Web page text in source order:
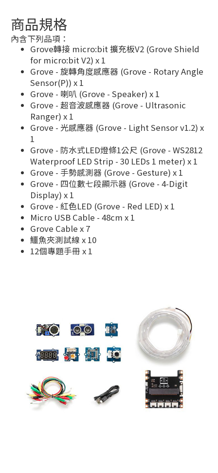
商品規格
內含下列品項：
Grove轉接 micro:bit 擴充板V2 (Grove Shield
for micro:bit V2) x 1
Grove - 旋轉角度感應器 (Grove - Rotary Angle
Sensor(P)) x 1
Grove - 喇叭 (Grove - Speaker) x 1
Grove - 超音波感應器 (Grove - Ultrasonic
Ranger) x 1
Grove - 光感應器 (Grove - Light Sensor v1.2) x
1
Grove - 防水式LED燈條1公尺 (Grove - WS2812
Waterproof LED Strip - 30 LEDs 1 meter) x 1
Grove - 手勢感測器 (Grove - Gesture) x 1
Grove - 四位數七段顯示器 (Grove - 4-Digit
Display) x 1
Grove - 紅色LED (Grove - Red LED) x 1
Micro USB Cable - 48cm x 1
Grove Cable x 7
鱷魚夾測試線 x 10
12個專題手冊 x 1